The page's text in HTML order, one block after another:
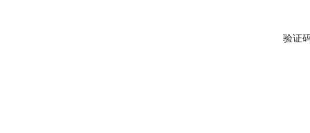
验证